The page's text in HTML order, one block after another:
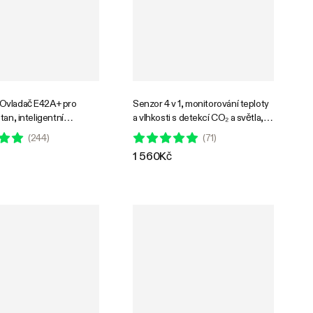
E42A+ pro
inteligentní
WiFi regulátor s
VPD,
(244)
Senzor 4 v 1, monitorování teploty
a vlhkosti s detekcí CO₂ a světla,
kompatibilní s GrowHub E42A+
(71)
1 560Kč